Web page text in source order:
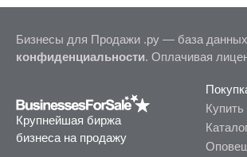
Бизнесы для Продажи .ру — база
конфиденциальности. Оплачивая
Крупнейшая биржа
бизнеса на продажу
Купить